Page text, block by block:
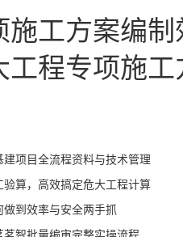
施工方案编
工程专项施
项目全流程资料与技术管理
算，高效搞定危大工程计算
到效率与安全两手抓
智批量编审完整实操流程